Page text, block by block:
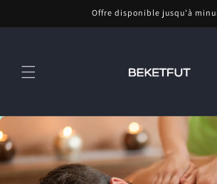
au
Offre disponible jusqu'à